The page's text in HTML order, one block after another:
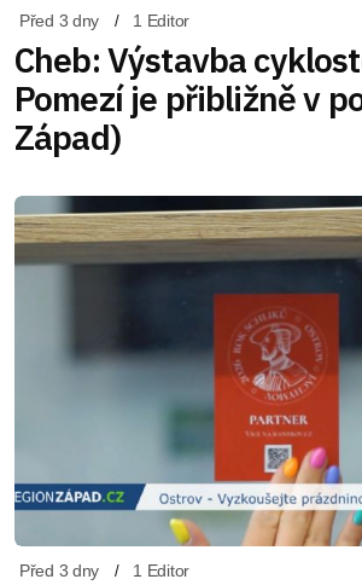
Před 3 dny 1 Editor
Cheb: Výstavba
Pomezí je přibližně v
Západ)
Před 3 dny 1 Editor